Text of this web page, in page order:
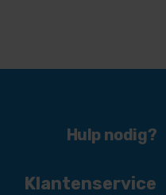
Hulp nodig?
Klantenservice